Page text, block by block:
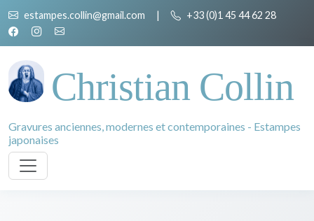
estampes.collin@gmail.com | +33 (0)1 45 44 62 28
Christian Collin
Gravures anciennes, modernes et contemporaines - Estampes
japonaises